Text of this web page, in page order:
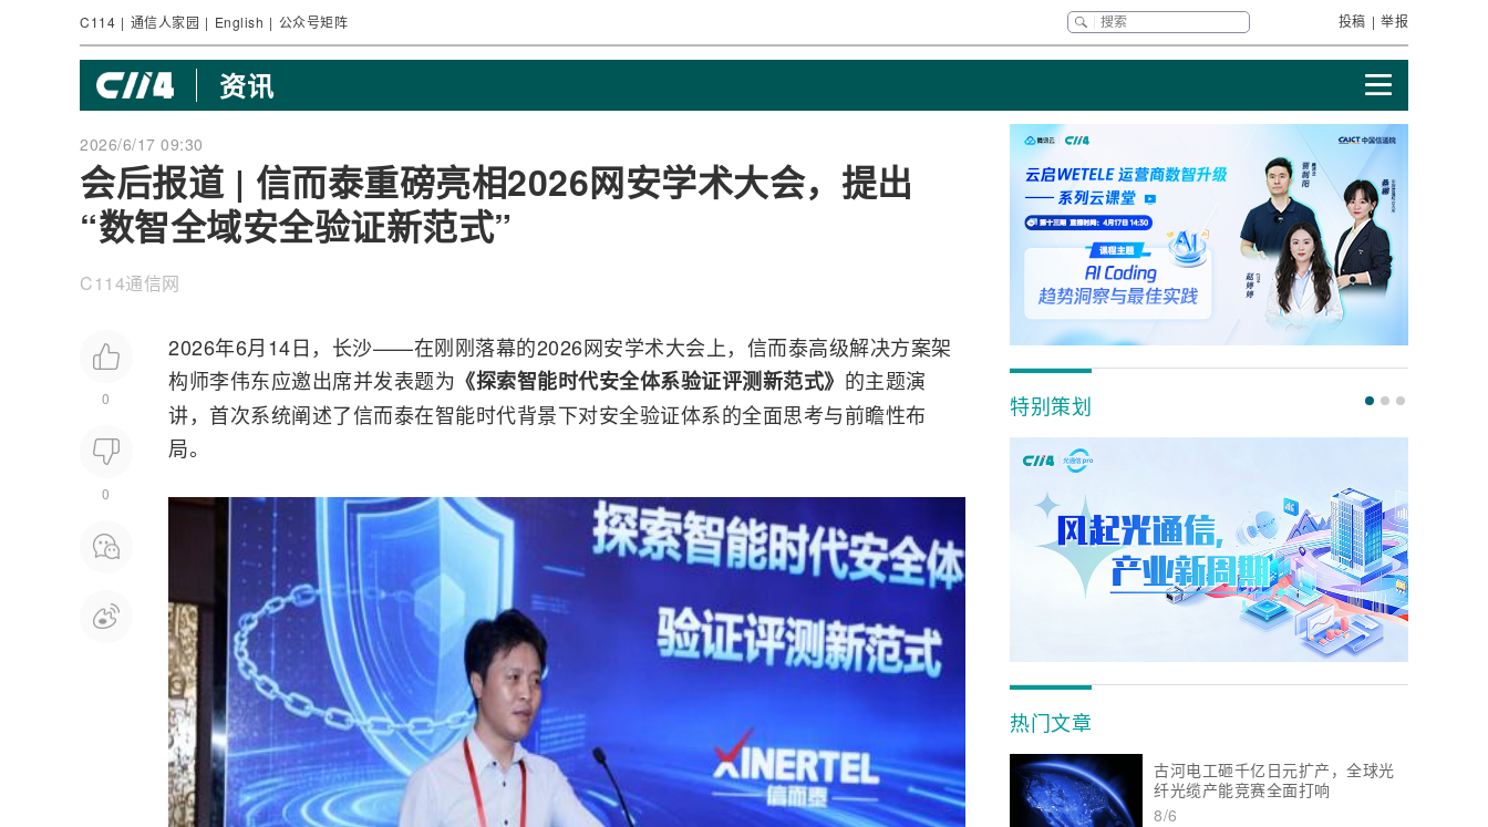
C114 | 通信人家园 | English | 公众号矩阵 投稿 | 举报
资讯
2026/6/17 09:30
会后报道 | 信而泰重磅亮相2026网安学术大会，提出
“数智全域安全验证新范式”
C114通信网
0
0
2026年6月14日，长沙——在刚刚落幕的2026网安学术大会上，信而泰高级解决方案架
构师李伟东应邀出席并发表题为 《探索智能时代安全体系验证评测新范式》 的主题演
讲，首次系统阐述了信而泰在智能时代背景下对安全验证体系的全面思考与前瞻性布
局。
特别策划
热门文章
古河电工砸千亿日元扩产，全球光
纤光缆产能竞赛全面打响
8/6